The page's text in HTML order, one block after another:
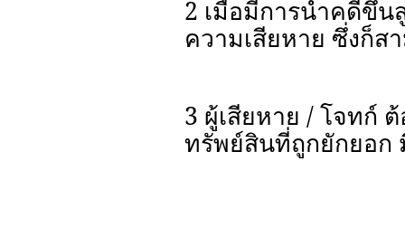
2 เมื่อมีการนำคดีขึ้
ความเสียหาย ซึ่งก็ส
3 ผู้เสียหาย / โจทก์
ทรัพย์สินที่ถูกยักยอก